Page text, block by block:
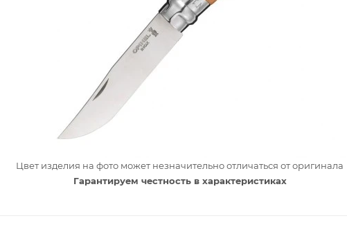
Цвет изделия на фото может незначительно отличаться от оригинала
Гарантируем честность в характеристиках